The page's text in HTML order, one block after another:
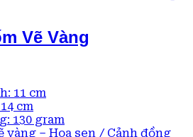
Vẽ Vàng
11 cm
cm
130 gram
vàng – Hoa sen / Cảnh đồng